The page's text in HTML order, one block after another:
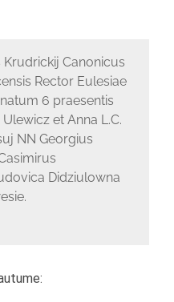
Canonicus
Rector Eulesiae
6 praesentis
Ulewicz et Anna L.C.
NN Georgius
Didziulowna